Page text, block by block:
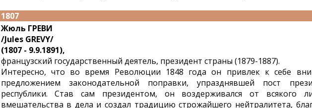
1807
Жюль ГРЕВИ
/Jules GREVY/
(1807 - 9.9.1891),
французский государственный деятель, президент страны (1879-1887).
Интересно, что во время Революции 1848 года он привлек к себе
предложением законодательной поправки, упразднявшей пост
республики. Став сам президентом, он воздерживался от всякого
вмешательства в дела и создал традицию строжайшего нейтралитета,